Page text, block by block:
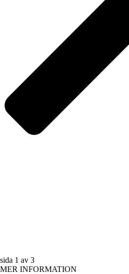
sida 1 av 3
MER INFORMATION